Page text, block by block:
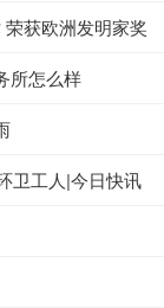
获欧洲发明家奖
所怎么样
卫工人|今日快讯